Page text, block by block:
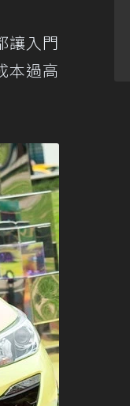
讓入門
本過高